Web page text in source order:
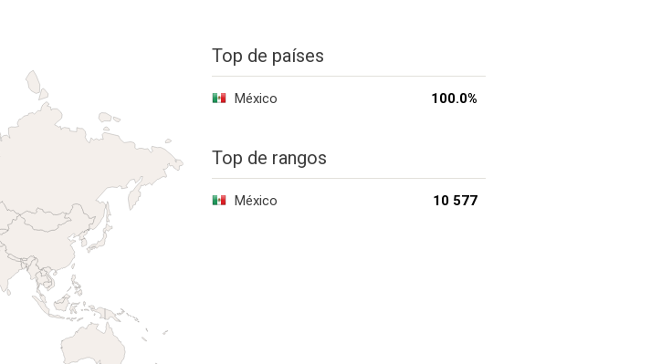
Top de países
México 100.0%
Top de rangos
México 10 577